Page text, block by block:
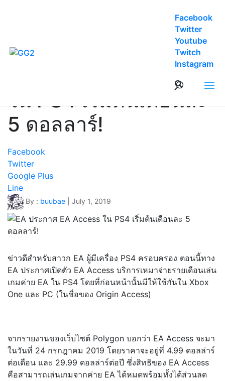
Facebook
Twitter
Youtube
Twitch
Instagram
News
EA ประกาศ EA Access
ใน PS4 เริ่มต้นเดือนละ
5 ดอลลาร์!
Facebook
Twitter
Google Plus
Line
By : buubae | July 1, 2019
ข่าวดีสำหรับสาวก EA ผู้มีเครื่อง PS4 ครอบครอง ตอนนี้ทาง
EA ประกาศเปิดตัว EA Access บริการเหมาจ่ายรายเดือนเล่น
เกมค่าย EA ใน PS4 โดยที่ก่อนหน้านั้นมีให้ใช้กันใน Xbox
One และ PC (ในชื่อของ Origin Access)
จากรายงานของเว็บไซต์ Polygon บอกว่า EA Access จะมา
ในวันที่ 24 กรกฎาคม 2019 โดยราคาจะอยู่ที่ 4.99 ดอลล่าร์
ต่อเดือน และ 29.99 ดอลล่าร์ต่อปี ซึ่งสิทธิของ EA Access
คือสามารถเล่นเกมจากค่าย EA ได้หมดพร้อมทั้งได้ส่วนลด